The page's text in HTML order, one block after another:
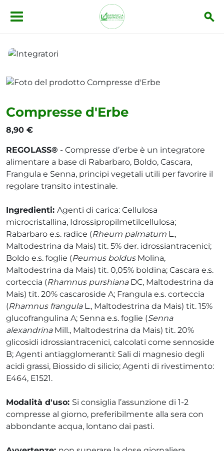
Salta al contenuto principale
Compresse d'Erbe
8,90 €
REGOLASS® - Compresse d’erbe è un integratore
alimentare a base di Rabarbaro, Boldo, Cascara,
Frangula e Senna, principi vegetali utili per favorire il
regolare transito intestinale.
Ingredienti: Agenti di carica: Cellulosa
microcristallina, Idrossipropilmetilcellulosa;
Rabarbaro e.s. radice (Rheum palmatum L.,
Maltodestrina da Mais) tit. 5% der. idrossiantracenici;
Boldo e.s. foglie (Peumus boldusMolina,
Maltodestrina da Mais) tit. 0,05% boldina; Cascara e.s.
corteccia (Rhamnus purshianaDC, Maltodestrina da
Mais) tit. 20% cascaroside A; Frangula e.s. corteccia
(Rhamnus frangulaL., Maltodestrina da Mais) tit. 15%
glucofrangulina A; Senna e.s. foglie (Senna
alexandrinaMill., Maltodestrina da Mais) tit. 20%
glicosidi idrossiantracenici, calcolati come sennoside
B; Agenti antiagglomeranti: Sali di magnesio degli
acidi grassi, Biossido di silicio; Agenti di rivestimento:
E464, E1521.
Modalità d'uso: Si consiglia l’assunzione di 1-2
compresse al giorno, preferibilmente alla sera con
abbondante acqua, lontano dai pasti.